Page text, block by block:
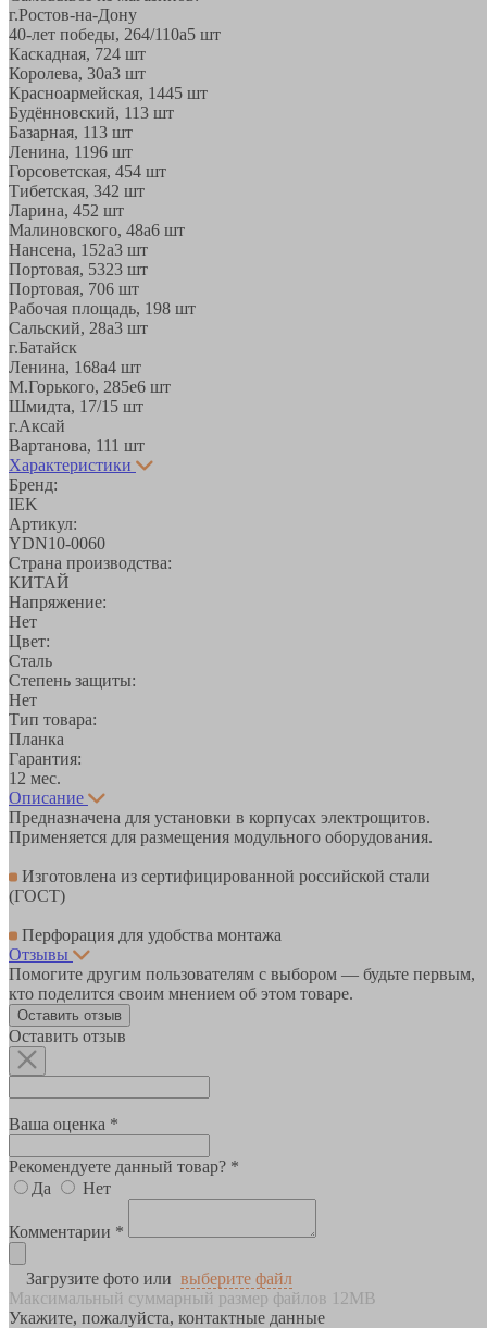
г.Ростов-на-Дону
40-лет победы, 264/110а5 шт
Каскадная, 724 шт
Королева, 30а3 шт
Красноармейская, 1445 шт
Будённовский, 113 шт
Базарная, 113 шт
Ленина, 1196 шт
Горсоветская, 454 шт
Тибетская, 342 шт
Ларина, 452 шт
Малиновского, 48а6 шт
Нансена, 152а3 шт
Портовая, 5323 шт
Портовая, 706 шт
Рабочая площадь, 198 шт
Сальский, 28a3 шт
г.Батайск
Ленина, 168а4 шт
М.Горького, 285е6 шт
Шмидта, 17/1 5 шт
г.Аксай
Вартанова, 111 шт
Характеристики
Бренд:
IEK
Артикул:
YDN10-0060
Страна производства:
КИТАЙ
Напряжение:
Нет
Цвет:
Сталь
Степень защиты:
Нет
Тип товара:
Планка
Гарантия:
12 мес.
Описание
Предназначена для установки в корпусах электрощитов.
Применяется для размещения модульного оборудования.
Изготовлена из сертифицированной российской стали
(ГОСТ)
Перфорация для удобства монтажа
Отзывы
Помогите другим пользователям с выбором — будьте первым,
кто поделится своим мнением об этом товаре.
Оставить отзыв
Оставить отзыв
Ваша оценка *
Рекомендуете данный товар? *
Да
Нет
Комментарии *
Загрузите фото или выберите файл
Максимальный суммарный размер файлов 12MB
Укажите, пожалуйста, контактные данные